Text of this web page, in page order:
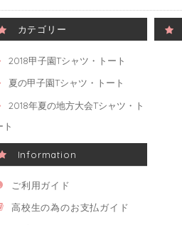
カテゴリー
2018甲子園Tシャツ・トート
夏の甲子園Tシャツ・トート
2018年夏の地方大会Tシャツ・ト
ト
Information
ご利用ガイド
高校生の為のお支払ガイド